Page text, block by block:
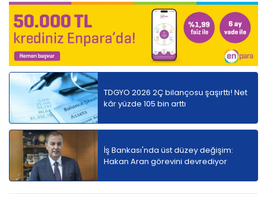
TDGYO 2026 2Ç bilançosu şaşırttı! Net
kâr yüzde 105 bin arttı
İş Bankası'nda üst düzey değişim:
Hakan Aran görevini devrediyor